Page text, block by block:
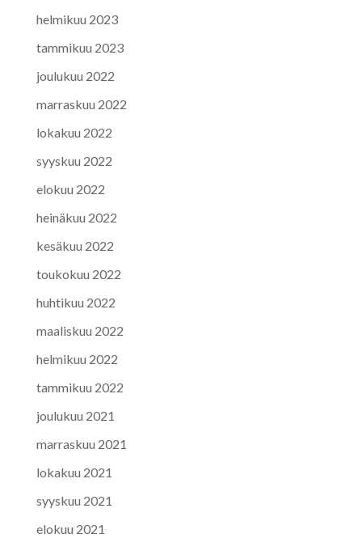
helmikuu 2023
tammikuu 2023
joulukuu 2022
marraskuu 2022
lokakuu 2022
syyskuu 2022
elokuu 2022
heinäkuu 2022
kesäkuu 2022
toukokuu 2022
huhtikuu 2022
maaliskuu 2022
helmikuu 2022
tammikuu 2022
joulukuu 2021
marraskuu 2021
lokakuu 2021
syyskuu 2021
elokuu 2021